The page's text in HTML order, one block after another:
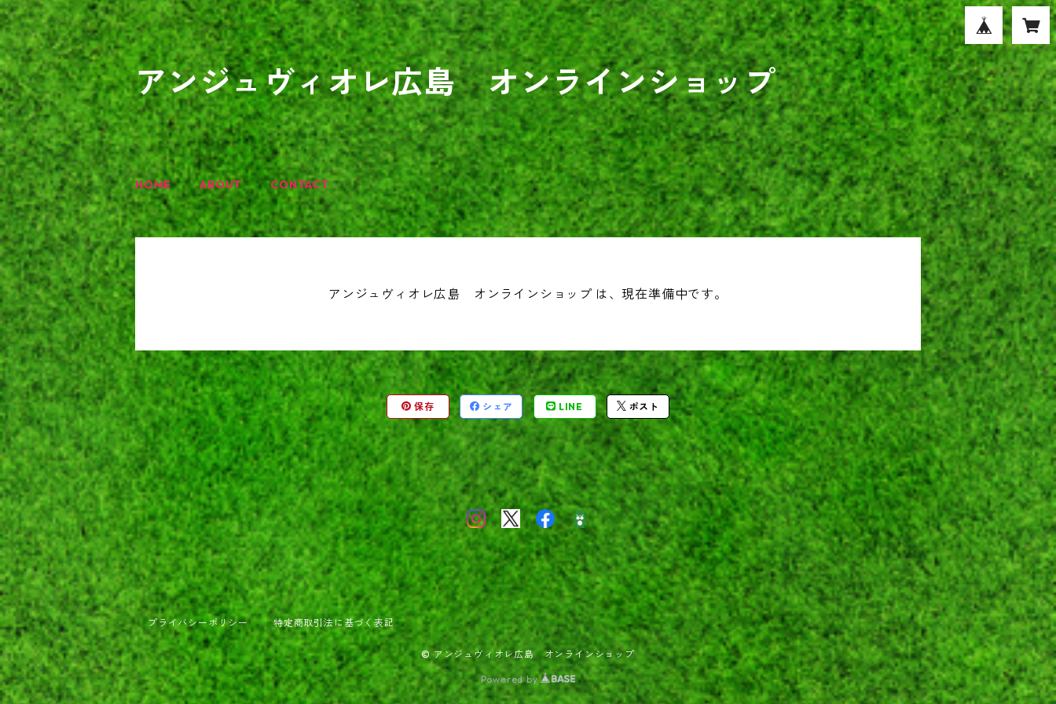
アンジュヴィオレ広島 オンラインショップ
HOME ABOUT CONTACT
アンジュヴィオレ広島 オンラインショップ は、現在準備中です。
保存 シェア LINE ポスト
プライバシーポリシー 特定商取引法に基づく表記
© アンジュヴィオレ広島 オンラインショップ
Powered by